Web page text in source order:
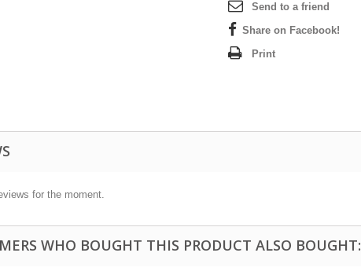
Send to a friend
Share on Facebook!
Print
for the moment.
WHO BOUGHT THIS PRODUCT ALSO BOUGHT: